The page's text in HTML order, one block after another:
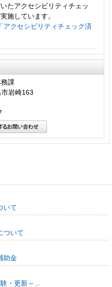
たアクセシビリティチェッ
施しています。
「アクセシビリティチェック済
課
岩崎163
いて
ついて
助金
・更新～...